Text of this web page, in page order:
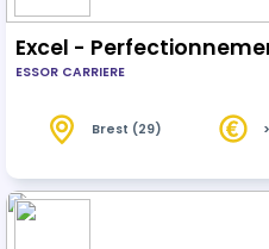
Excel -
ESSOR CARRIERE
Brest (29)